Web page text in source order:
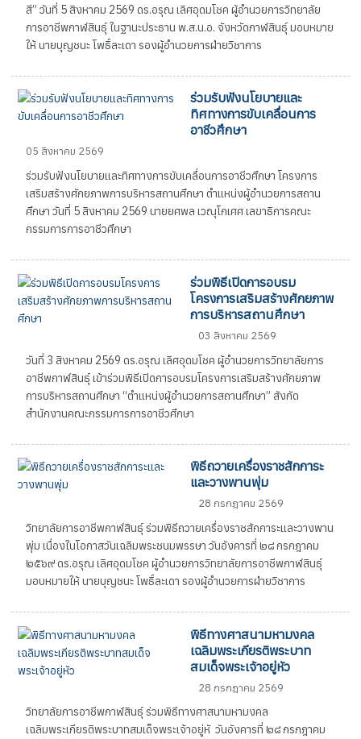
สี” วันที่ 5 สิงหาคม 2569 ดร.อรุณ เลิศอุดมโชค ผู้อำนวยการวิทยาลัย
การอาชีพกาฬสินธุ์ ในฐานะประธาน พ.ส.น.อ. จังหวัดกาฬสินธุ์ มอบหมาย
ให้ นายบุญชนะ โพธิ์ละเดา รองผู้อำนวยการฝ่ายวิชาการ
ร่วมรับฟังนโยบายและ
ทิศทางการขับเคลื่อนการ
อาชีวศึกษา
05 สิงหาคม 2569
ร่วมรับฟังนโยบายและทิศทางการขับเคลื่อนการอาชีวศึกษา โครงการ
เสริมสร้างศักยภาพการบริหารสถานศึกษา ตำแหน่งผู้อำนวยการสถาน
ศึกษา วันที่ 5 สิงหาคม 2569 นายยศพล เวณุโกเศศ เลขาธิการคณะ
กรรมการการอาชีวศึกษา
ร่วมพิธีเปิดการอบรม
โครงการเสริมสร้างศักยภาพ
การบริหารสถานศึกษา
03 สิงหาคม 2569
วันที่ 3 สิงหาคม 2569 ดร.อรุณ เลิศอุดมโชค ผู้อำนวยการวิทยาลัยการ
อาชีพกาฬสินธุ์ เข้าร่วมพิธีเปิดการอบรมโครงการเสริมสร้างศักยภาพ
การบริหารสถานศึกษา “ตำแหน่งผู้อำนวยการสถานศึกษา” สังกัด
สำนักงานคณะกรรมการการอาชีวศึกษา
พิธีถวายเครื่องราชสักการะ
และวางพานพุ่ม
28 กรกฎาคม 2569
วิทยาลัยการอาชีพกาฬสินธุ์ ร่วมพิธีถวายเครื่องราชสักการะและวางพาน
พุ่ม เนื่องในโอกาสวันเฉลิมพระชนมพรรษา วันอังคารที่ ๒๘ กรกฎาคม
๒๕๖๙ ดร.อรุณ เลิศอุดมโชค ผู้อำนวยการวิทยาลัยการอาชีพกาฬสินธุ์
มอบหมายให้ นายบุญชนะ โพธิ์ละเดา รองผู้อำนวยการฝ่ายวิชาการ
พิธีทางศาสนามหามงคล
เฉลิมพระเกียรติพระบาท
สมเด็จพระเจ้าอยู่หัว
28 กรกฎาคม 2569
วิทยาลัยการอาชีพกาฬสินธุ์ ร่วมพิธีทางศาสนามหามงคล
เฉลิมพระเกียรติพระบาทสมเด็จพระเจ้าอยู่หั วันอังคารที่ ๒๘ กรกฎาคม